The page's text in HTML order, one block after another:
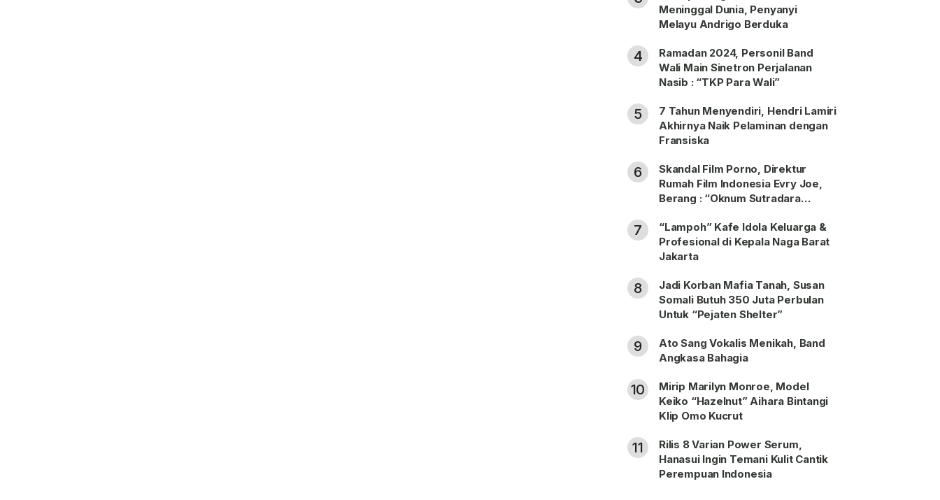
Meninggal Dunia, Penyanyi
Melayu Andrigo Berduka
4
Ramadan 2024, Personil Band
Wali Main Sinetron Perjalanan
Nasib : “TKP Para Wali”
5
7 Tahun Menyendiri, Hendri Lamiri
Akhirnya Naik Pelaminan dengan
Fransiska
6
Skandal Film Porno, Direktur
Rumah Film Indonesia Evry Joe,
Berang : “Oknum Sutradara
7
“Lampoh” Kafe Idola Keluarga &
Profesional di Kepala Naga Barat
Jakarta
8
Jadi Korban Mafia Tanah, Susan
Somali Butuh 350 Juta Perbulan
Untuk “Pejaten Shelter”
9
Ato Sang Vokalis Menikah, Band
Angkasa Bahagia
10
Mirip Marilyn Monroe, Model
Keiko “Hazelnut” Aihara Bintangi
Klip Omo Kucrut
11
Rilis 8 Varian Power Serum,
Hanasui Ingin Temani Kulit Cantik
Perempuan Indonesia